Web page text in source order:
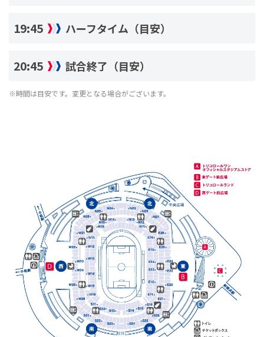
19:45 ハーフタイム（目安）
20:45 試合終了（目安）
※時間は目安です。変更となる場合がございます。